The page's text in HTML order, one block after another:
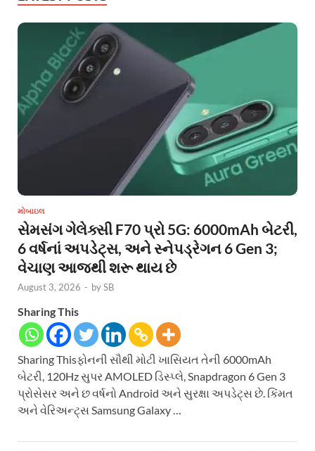
મોબાઇલ
સેમસંગ ગેલેક્સી F70 પ્રો 5G: 6000mAh બેટરી,
6 વર્ષનાં અપડેટ્સ, અને સ્નેપડ્રેગન 6 Gen 3;
વેચાણ આજથી શરૂ થાય છે
August 3, 2026 - bySB
Sharing This
Sharing Thisફોનની સૌથી મોટી ખાસિયત તેની 6000mAh
બેટરી, 120Hz સુપર AMOLED ડિસ્પ્લે, Snapdragon 6 Gen 3
પ્રોસેસર અને છ વર્ષનો Android અને સુરક્ષા અપડેટ્સ છે. કિંમત
અને વેરિઅન્ટ્સ Samsung Galaxy …